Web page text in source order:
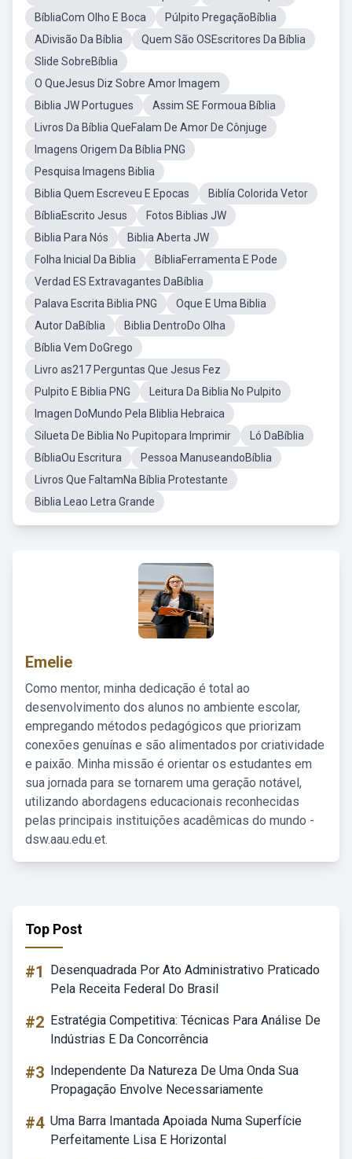
BíbliaCom Olho E Boca
Púlpito PregaçãoBíblia
ADivisão Da Bíblia
Quem São OSEscritores Da Bíblia
Slide SobreBíblia
O QueJesus Diz Sobre Amor Imagem
Biblia JW Portugues
Assim SE Formoua Bíblia
Livros Da Bíblia QueFalam De Amor De Cônjuge
Imagens Origem Da Bíblia PNG
Pesquisa Imagens Biblia
Biblia Quem Escreveu E Epocas
Biblía Colorida Vetor
BíbliaEscrito Jesus
Fotos Biblias JW
Biblia Para Nós
Biblia Aberta JW
Folha Inicial Da Biblia
BíbliaFerramenta E Pode
Verdad ES Extravagantes DaBíblia
Palava Escrita Biblia PNG
Oque E Uma Biblia
Autor DaBíblia
Biblia DentroDo Olha
Bíblia Vem DoGrego
Livro as217 Perguntas Que Jesus Fez
Pulpito E Biblia PNG
Leitura Da Biblia No Pulpito
Imagen DoMundo Pela Bliblia Hebraica
Silueta De Biblia No Pupitopara Imprimir
Ló DaBíblia
BíbliaOu Escritura
Pessoa ManuseandoBíblia
Livros Que FaltamNa Bíblia Protestante
Biblia Leao Letra Grande
Emelie
Como mentor, minha dedicação é total ao
desenvolvimento dos alunos no ambiente escolar,
empregando métodos pedagógicos que priorizam
conexões genuínas e são alimentados por criatividade
e paixão. Minha missão é orientar os estudantes em
sua jornada para se tornarem uma geração notável,
utilizando abordagens educacionais reconhecidas
pelas principais instituições acadêmicas do mundo -
dsw.aau.edu.et.
Top Post
#1
Desenquadrada Por Ato Administrativo Praticado
Pela Receita Federal Do Brasil
#2 Estratégia Competitiva: Técnicas Para Análise De
Indústrias E Da Concorrência
#3 Independente Da Natureza De Uma Onda Sua
Propagação Envolve Necessariamente
#4 Uma Barra Imantada Apoiada Numa Superfície
Perfeitamente Lisa E Horizontal